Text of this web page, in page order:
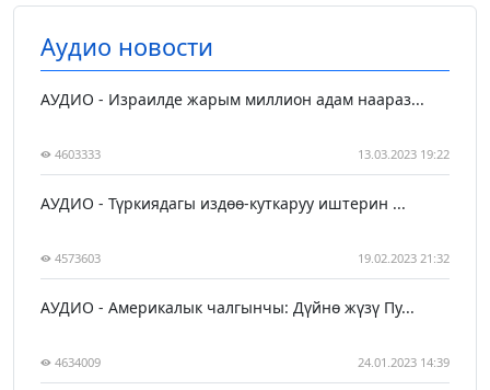
Аудио новости
АУДИО - Израилде жарым миллион адам наараз...
4603333 13.03.2023 19:22
АУДИО - Түркиядагы издөө-куткаруу иштерин ...
4573603 19.02.2023 21:32
АУДИО - Америкалык чалгынчы: Дүйнө жүзү Пу...
4634009 24.01.2023 14:39